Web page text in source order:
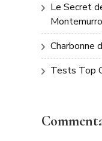
Le Secret
Montemurro
Charbonne
Tests Top